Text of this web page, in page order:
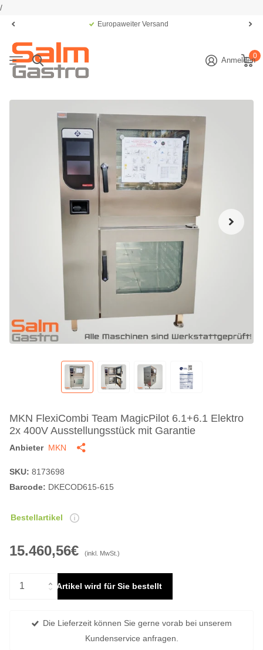
/
Europaweiter Versand
Anmelden0
MKN FlexiCombi Team MagicPilot 6.1+6.1 Elektro
2x 400V Ausstellungsstück mit Garantie
Anbieter MKN
SKU: 8173698
Barcode: DKECOD615-615
Bestellartikel
15.460,56€ (inkl. MwSt.)
Artikel wird für Sie bestellt
Die Lieferzeit können Sie gerne vorab bei unserem
Kundenservice anfragen.